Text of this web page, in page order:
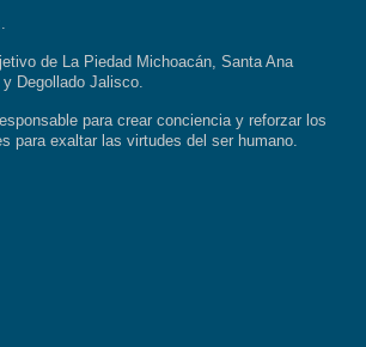
de La Piedad Michoacán, Santa Ana
Degollado Jalisco.
para crear conciencia y reforzar los
para exaltar las virtudes del ser humano.